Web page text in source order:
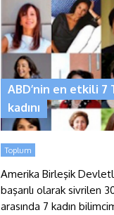
ABD’nin en etkili 7
kadını
Toplum
Amerika Birleşik
başarılı olarak sivrilen
arasında 7 kadın